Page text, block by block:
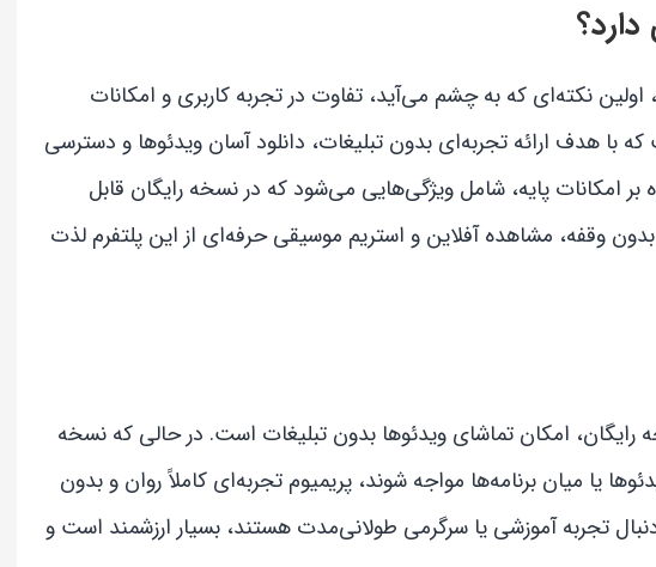
نکته‌ای که به چشم می‌آید، تفاوت در تجربه کاربری و امکانات
هدف ارائه تجربه‌ای بدون تبلیغات، دانلود آسان ویدئوها و دسترسی
پایه، شامل ویژگی‌هایی می‌شود که در نسخه رایگان قابل
وقفه، مشاهده آفلاین و استریم موسیقی حرفه‌ای از این پلتفرم لذت
امکان تماشای ویدئوها بدون تبلیغات است. در حالی که نسخه
یا میان برنامه‌ها مواجه شوند، پریمیوم تجربه‌ای کاملاً روان و بدون
تجربه آموزشی یا سرگرمی طولانی‌مدت هستند، بسیار ارزشمند است و